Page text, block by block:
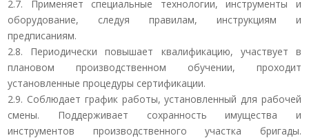
2.7. Применяет специальные технологии, инструменты и
оборудование, следуя правилам, инструкциям и
предписаниям.
2.8. Периодически повышает квалификацию, участвует в
плановом производственном обучении, проходит
установленные процедуры сертификации.
2.9. Соблюдает график работы, установленный для рабочей
смены. Поддерживает сохранность имущества и
инструментов производственного участка бригады.